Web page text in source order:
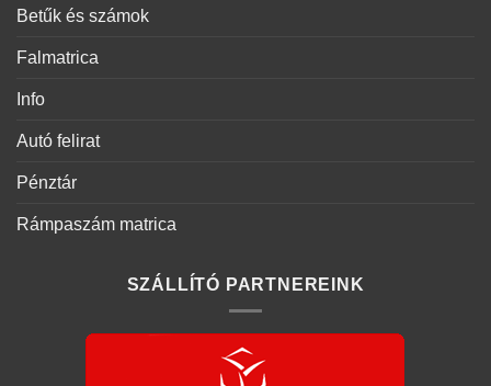
Betűk és számok
Falmatrica
Info
Autó felirat
Pénztár
Rámpaszám matrica
SZÁLLÍTÓ PARTNEREINK